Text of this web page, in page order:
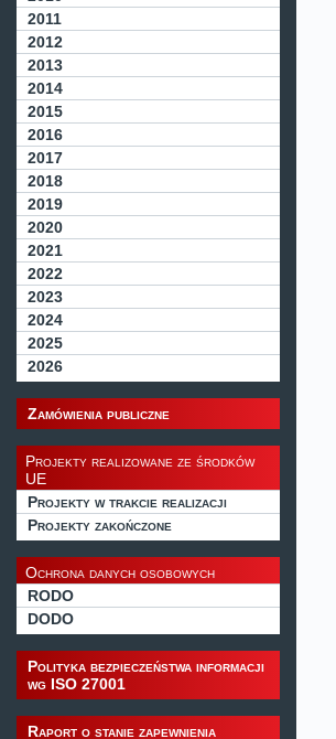
2011
2012
2013
2014
2015
2016
2017
2018
2019
2020
2021
2022
2023
2024
2025
2026
Zamówienia publiczne
Projekty realizowane ze środków
UE
Projekty w trakcie realizacji
Projekty zakończone
Ochrona danych osobowych
RODO
DODO
Polityka bezpieczeństwa informacji
wg ISO 27001
Raport o stanie zapewnienia